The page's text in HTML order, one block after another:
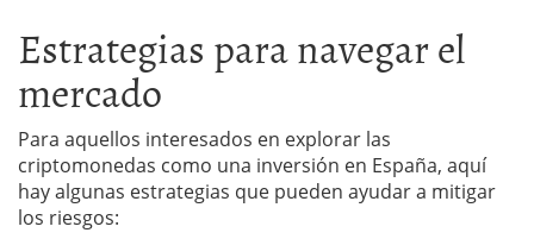
Estrategias para navegar el
mercado
Para aquellos interesados en explorar las
criptomonedas como una inversión en España, aquí
hay algunas estrategias que pueden ayudar a mitigar
los riesgos: